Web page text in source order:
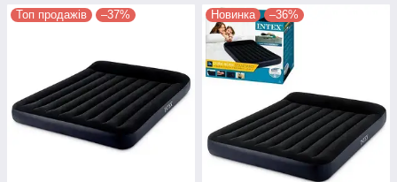
Топ продажів –37% Новинка –36%